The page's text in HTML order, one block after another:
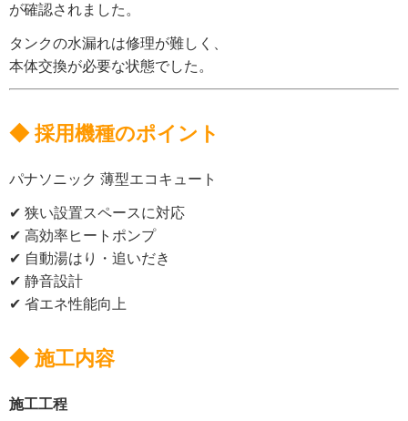
が確認されました。
タンクの水漏れは修理が難しく、
本体交換が必要な状態でした。
◆ 採用機種のポイント
パナソニック 薄型エコキュート
✔ 狭い設置スペースに対応
✔ 高効率ヒートポンプ
✔ 自動湯はり・追いだき
✔ 静音設計
✔ 省エネ性能向上
◆ 施工内容
施工工程